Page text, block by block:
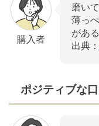
購入者
磨い
薄っ
があ
出典：
ポジティブな